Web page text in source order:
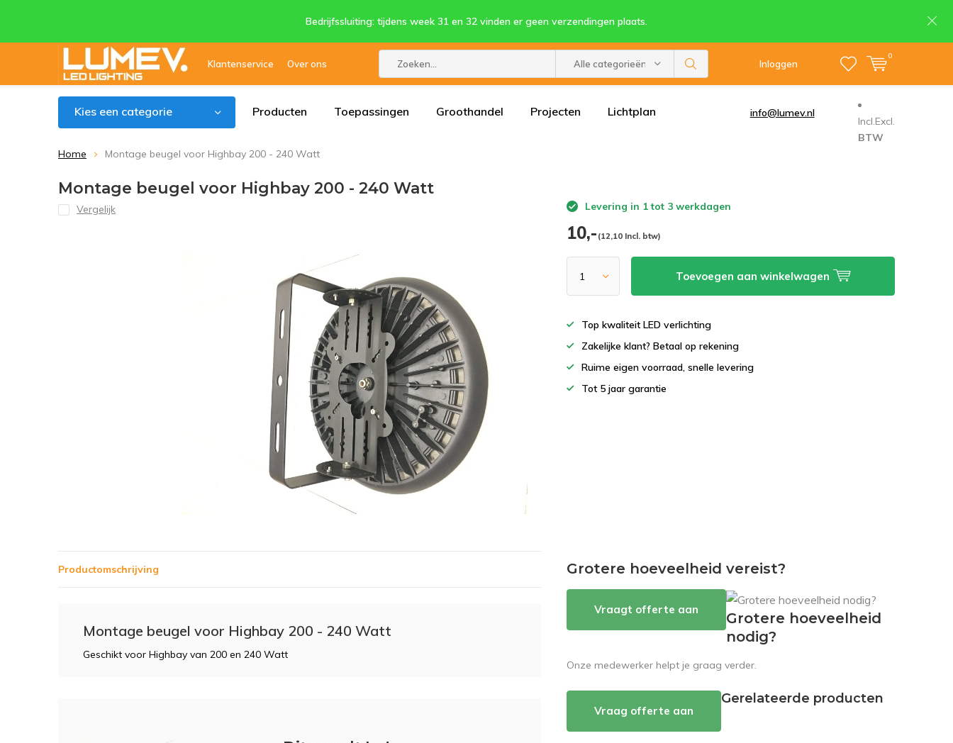
Klantenservice Over ons Alle categorieën Inloggen
0
Bedrijfssluiting: tijdens week 31 en 32 vinden er geen verzendingen plaats.
Kies een categorie Producten Toepassingen Groothandel Projecten Lichtplan info@lumev.nl
Incl. Excl.
BTW
Home
Montage beugel voor Highbay 200 - 240 Watt
Montage beugel voor Highbay 200 - 240 Watt
Vergelijk Levering in 1 tot 3 werkdagen
10,- (12,10 Incl. btw)
Toevoegen aan winkelwagen
Top kwaliteit LED verlichting
Zakelijke klant? Betaal op rekening
Ruime eigen voorraad, snelle levering
Tot 5 jaar garantie
Productomschrijving
Montage beugel voor Highbay 200 - 240 Watt
Geschikt voor Highbay van 200 en 240 Watt
Grotere hoeveelheid vereist?
Vraagt offerte aan
Grotere hoeveelheid
nodig?
Onze medewerker helpt je graag verder.
Vraag offerte aan
Gerelateerde producten